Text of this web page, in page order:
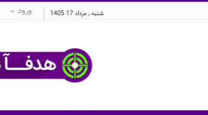
شنبه , مرداد 17 1405 ورود